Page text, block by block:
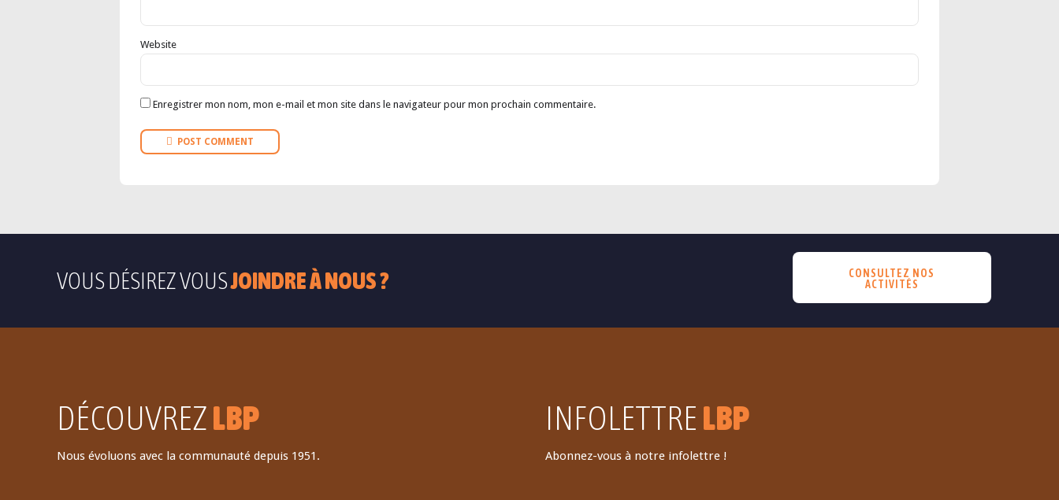
Website
Enregistrer mon nom, mon e-mail et mon site dans le navigateur pour mon prochain commentaire.
POST COMMENT
VOUS DÉSIREZ VOUSJOINDRE À NOUS ?
CONSULTEZ NOS
ACTIVITÉS
DÉCOUVREZLBP
Nous évoluons avec la communauté depuis 1951.
INFOLETTRE LBP
Abonnez-vous à notre infolettre !